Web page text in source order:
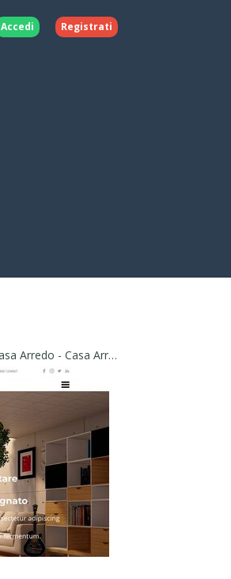
Accedi Registrati
Tutti i mobili per tua casa da Casa Arredo - Casa Arredo